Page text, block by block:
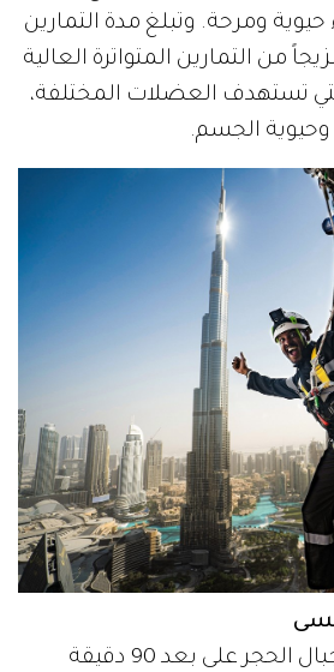
ومرحة. وتبلغ مدة التمارين
من التمارين المتواترة العالية
التي تستهدف العضلات المختلفة،
الجسم.
تقع منطقة حتا في جبال الحجر على بعد 90 دقيقة